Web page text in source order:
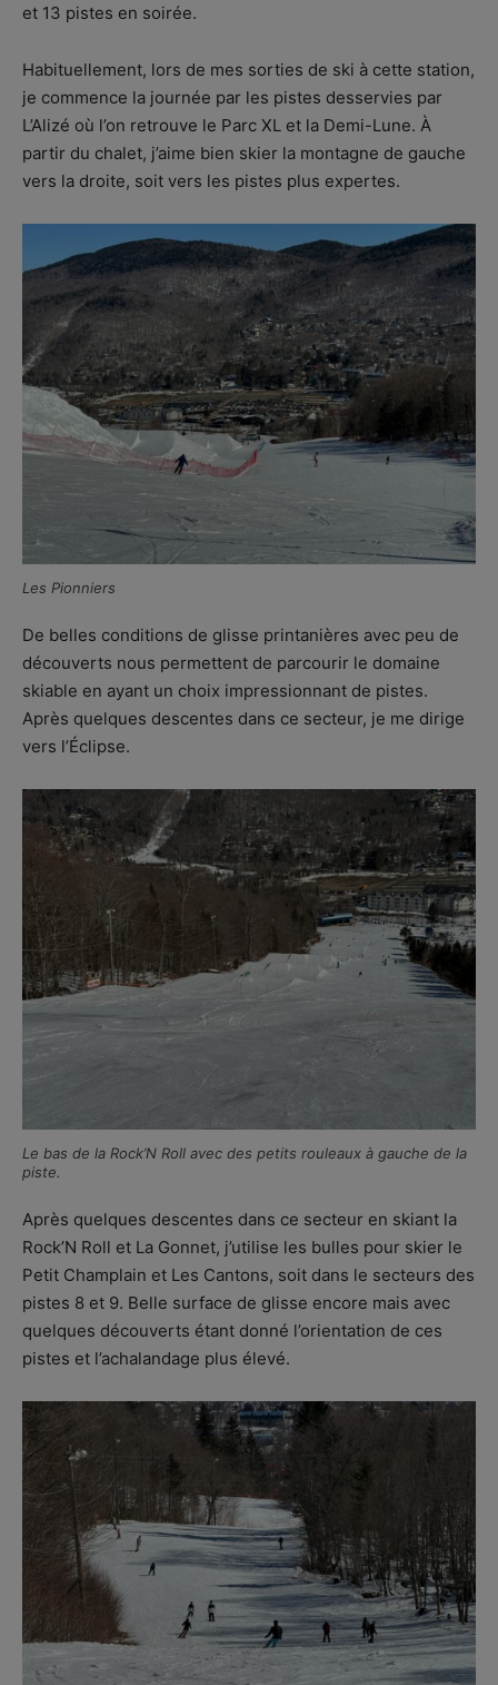
et 13 pistes en soirée.
Habituellement, lors de mes sorties de ski à cette station,
je commence la journée par les pistes desservies par
L’Alizé où l’on retrouve le Parc XL et la Demi-Lune. À
partir du chalet, j’aime bien skier la montagne de gauche
vers la droite, soit vers les pistes plus expertes.
Les Pionniers
De belles conditions de glisse printanières avec peu de
découverts nous permettent de parcourir le domaine
skiable en ayant un choix impressionnant de pistes.
Après quelques descentes dans ce secteur, je me dirige
vers l’Éclipse.
Le bas de la Rock’N Roll avec des petits rouleaux à gauche de la
piste.
Après quelques descentes dans ce secteur en skiant la
Rock’N Roll et La Gonnet, j’utilise les bulles pour skier le
Petit Champlain et Les Cantons, soit dans le secteurs des
pistes 8 et 9. Belle surface de glisse encore mais avec
quelques découverts étant donné l’orientation de ces
pistes et l’achalandage plus élevé.